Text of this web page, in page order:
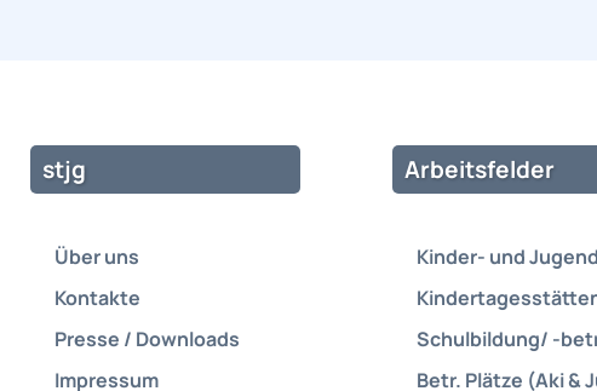
stjg
Über uns
Kontakte
Presse / Downloads
Impressum
Arbeitsfelder
Kinder- und
Schulbildung/ -
Betr. Plätze (Aki &